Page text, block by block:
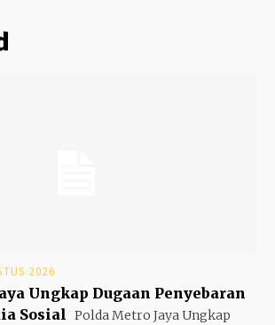
2026
Ungkap Dugaan Penyebaran
Sosial Polda Metro Jaya Ungkap